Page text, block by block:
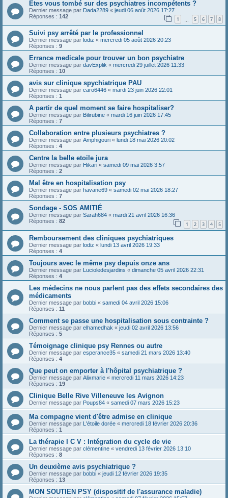
Etes vous tombé sur des psychiatres incompétents ?
Dernier message par Dada2289 « jeudi 06 août 2026 17:27
Réponses : 142 1 5 6 7 8
Suivi psy arrêté par le professionnel
Dernier message par lodiz « mercredi 05 août 2026 20:23
Réponses : 9
Errance medicale pour trouver un bon psychiatre
Dernier message par davExplik « mercredi 29 juillet 2026 11:33
Réponses : 10
avis sur clinique spychiatrique PAU
Dernier message par caro6446 « mardi 23 juin 2026 22:01
Réponses : 1
A partir de quel moment se faire hospitaliser?
Dernier message par Bilirubine « mardi 16 juin 2026 17:45
Réponses : 7
Collaboration entre plusieurs psychiatres ?
Dernier message par Amphigouri « lundi 18 mai 2026 20:02
Réponses : 4
Centre la belle etoile jura
Dernier message par Hikari « samedi 09 mai 2026 3:57
Réponses : 2
Mal être en hospitalisation psy
Dernier message par havane69 « samedi 02 mai 2026 18:27
Réponses : 7
Sondage - SOS AMITIÉ
Dernier message par Sarah684 « mardi 21 avril 2026 16:36
Réponses : 82 1 2 3 4 5
Remboursement des cliniques psychiatriques
Dernier message par lodiz « lundi 13 avril 2026 19:33
Réponses : 4
Toujours avec le même psy depuis onze ans
Dernier message par Lucioledesjardins « dimanche 05 avril 2026 22:31
Réponses : 4
Les médecins ne nous parlent pas des effets secondaires des
médicaments
Dernier message par bobbi « samedi 04 avril 2026 15:06
Réponses : 11
Comment se passe une hospitalisation sous contrainte ?
Dernier message par elhamedhak « jeudi 02 avril 2026 13:56
Réponses : 5
Témoignage clinique psy Rennes ou autre
Dernier message par esperance35 « samedi 21 mars 2026 13:40
Réponses : 4
Que peut on emporter à l'hôpital psychiatrique ?
Dernier message par Alixmarie « mercredi 11 mars 2026 14:23
Réponses : 19
Clinique Belle Rive Villeneuve les Avignon
Dernier message par Poups84 « samedi 07 mars 2026 15:23
Ma compagne vient d'être admise en clinique
Dernier message par L'étoile dorée « mercredi 18 février 2026 20:36
Réponses : 1
La thérapie I C V : Intégration du cycle de vie
Dernier message par clémentine « vendredi 13 février 2026 13:10
Réponses : 8
Un deuxième avis psychiatrique ?
Dernier message par bobbi « jeudi 12 février 2026 19:35
Réponses : 13
MON SOUTIEN PSY (dispositif de l'assurance maladie)